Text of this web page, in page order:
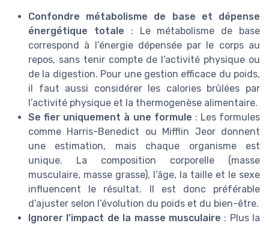
Confondre métabolisme de base et dépense
énergétique totale : Le métabolisme de base
correspond à l’énergie dépensée par le corps au
repos, sans tenir compte de l’activité physique ou
de la digestion. Pour une gestion efficace du poids,
il faut aussi considérer les calories brûlées par
l’activité physique et la thermogenèse alimentaire.
Se fier uniquement à une formule : Les formules
comme Harris-Benedict ou Mifflin Jeor donnent
une estimation, mais chaque organisme est
unique. La composition corporelle (masse
musculaire, masse grasse), l’âge, la taille et le sexe
influencent le résultat. Il est donc préférable
d’ajuster selon l’évolution du poids et du bien-être.
Ignorer l’impact de la masse musculaire : Plus la